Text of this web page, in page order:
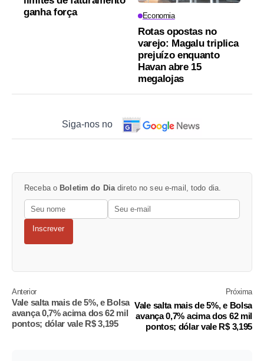
ganha força
Economia
Rotas opostas no
varejo: Magalu triplica
prejuízo enquanto
Havan abre 15
megalojas
Siga-nos no
Receba o Boletim do Dia direto no seu e-mail, todo dia.
Inscrever
Anterior
Vale salta mais de 5%, e Bolsa
avança 0,7% acima dos 62 mil
pontos; dólar vale R$ 3,195
Próxima
Vale salta mais de 5%, e Bolsa
avança 0,7% acima dos 62 mil
pontos; dólar vale R$ 3,195